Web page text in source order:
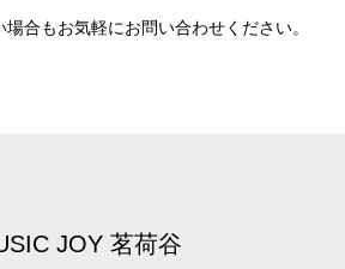
合もお気軽にお問い合わせください。
JOY 茗荷谷